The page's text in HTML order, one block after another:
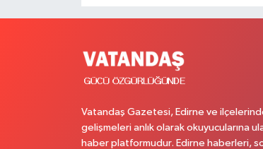
Vatandaş Gazetesi, Edirne ve
gelişmeleri anlık olarak okuyucularına
haber platformudur. Edirne haberleri,